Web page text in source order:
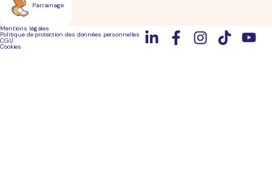
Parrainage
Mentions légales
Politique de protection des données personnelles
CGU
Cookies